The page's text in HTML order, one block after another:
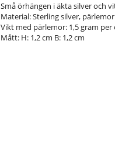
Små örhängen i äkta silver och
Material: Sterling silver, pärlemor
Vikt med pärlemor: 1,5 gram
Mått: H: 1,2 cm B: 1,2 cm